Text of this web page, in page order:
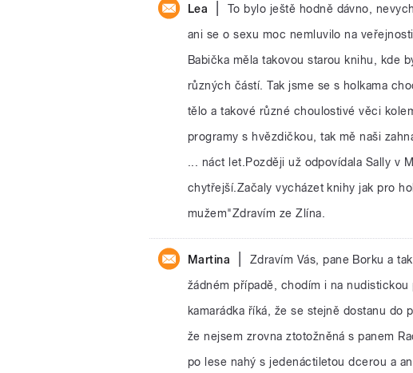
Lea
To bylo ještě hodně dávno,
ani se o sexu moc nemluvilo na
Babička měla takovou starou knihu, kde
různých částí. Tak jsme se s holkama
tělo a takové různé choulostivé věci
programy s hvězdičkou, tak mě naši
... náct let.Později už odpovídala Sally v
chytřejší.Začaly vycházet knihy jak pro
mužem"Zdravím ze Zlína.
Martina
Zdravím Vás, pane Borku a
žádném případě, chodím i na
kamarádka říká, že se stejně dostanu do
že nejsem zrovna ztotožněná s panem
po lese nahý s jedenáctiletou dcerou a